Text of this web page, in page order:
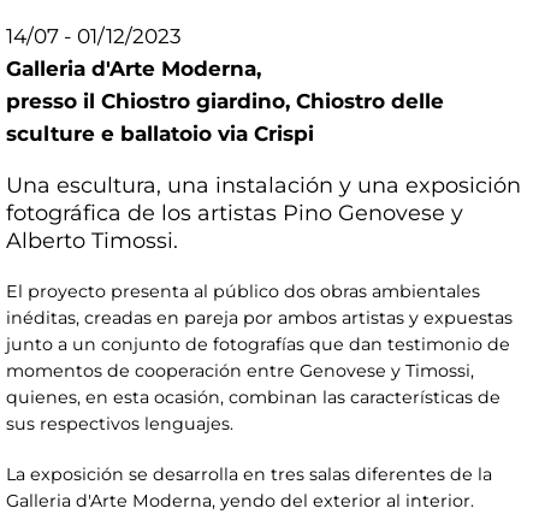
14/07 - 01/12/2023
Galleria d'Arte Moderna,
presso il Chiostro giardino, Chiostro delle
sculture e ballatoio via Crispi
Una escultura, una instalación y una exposición
fotográfica de los artistas Pino Genovese y
Alberto Timossi.
El proyecto presenta al público dos obras ambientales
inéditas, creadas en pareja por ambos artistas y expuestas
junto a un conjunto de fotografías que dan testimonio de
momentos de cooperación entre Genovese y Timossi,
quienes, en esta ocasión, combinan las características de
sus respectivos lenguajes.
La exposición se desarrolla en tres salas diferentes de la
Galleria d'Arte Moderna, yendo del exterior al interior.